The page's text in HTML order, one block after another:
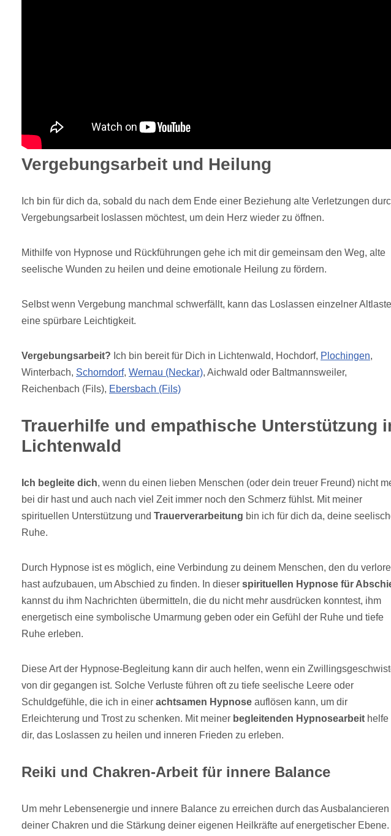
Vergebungsarbeit und Heilung
Ich bin für dich da, sobald du nach dem Ende einer Beziehung alte Verletzungen
Vergebungsarbeit loslassen möchtest, um dein Herz wieder zu öffnen.
Mithilfe von Hypnose und Rückführungen gehe ich mit dir gemeinsam den Weg, alte
seelische Wunden zu heilen und deine emotionale Heilung zu fördern.
Selbst wenn Vergebung manchmal schwerfällt, kann das Loslassen einzelner
eine spürbare Leichtigkeit.
Vergebungsarbeit? Ich bin bereit für Dich in Lichtenwald, Hochdorf, Plochingen,
Winterbach, Schorndorf, Wernau (Neckar), Aichwald oder Baltmannsweiler,
Reichenbach (Fils), Ebersbach (Fils)
Trauerhilfe und empathische Unterstützung
Lichtenwald
Ich begleite dich, wenn du einen lieben Menschen (oder dein treuer Freund) nicht
bei dir hast und auch nach viel Zeit immer noch den Schmerz fühlst. Mit meiner
spirituellen Unterstützung und Trauerverarbeitung bin ich für dich da, deine
Ruhe.
Durch Hypnose ist es möglich, eine Verbindung zu deinem Menschen, den du
hast aufzubauen, um Abschied zu finden. In dieser spirituellen Hypnose für
kannst du ihm Nachrichten übermitteln, die du nicht mehr ausdrücken konntest, ihm
energetisch eine symbolische Umarmung geben oder ein Gefühl der Ruhe und tiefe
Ruhe erleben.
Diese Art der Hypnose-Begleitung kann dir auch helfen, wenn ein
von dir gegangen ist. Solche Verluste führen oft zu tiefe seelische Leere oder
Schuldgefühle, die ich in einer achtsamen Hypnose auflösen kann, um dir
Erleichterung und Trost zu schenken. Mit meiner begleitenden Hypnosearbeit helfe
dir, das Loslassen zu heilen und inneren Frieden zu erleben.
Reiki und Chakren-Arbeit für innere Balance
Um mehr Lebensenergie und innere Balance zu erreichen durch das Ausbalancieren
deiner Chakren und die Stärkung deiner eigenen Heilkräfte auf energetischer Ebene.